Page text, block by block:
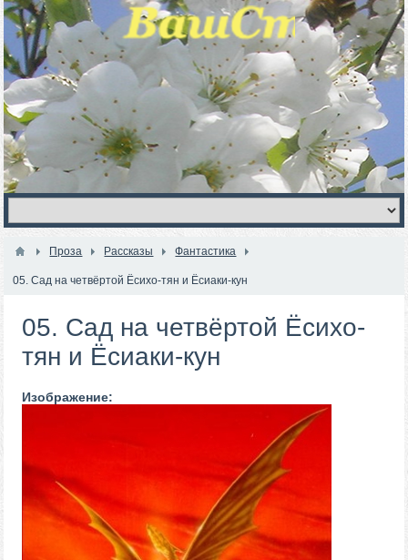
Проза Рассказы Фантастика
05. Сад на четвёртой Ёсихо-тян и Ёсиаки-кун
05. Сад на четвёртой Ёсихо-
тян и Ёсиаки-кун
Изображение: